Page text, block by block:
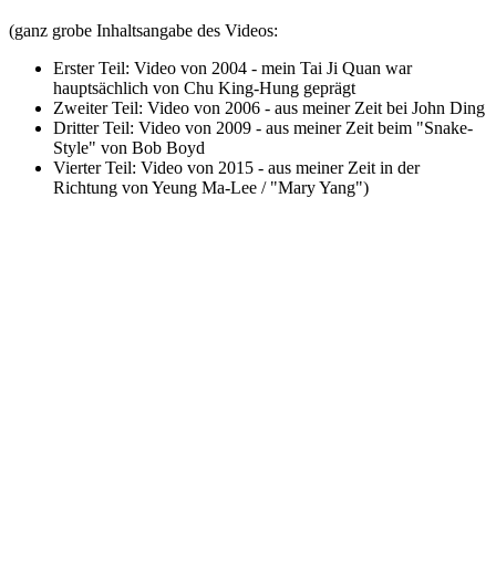
(ganz grobe Inhaltsangabe des Videos:
Erster Teil: Video von 2004 - mein Tai Ji Quan war
hauptsächlich von Chu King-Hung geprägt
Zweiter Teil: Video von 2006 - aus meiner Zeit bei John Ding
Dritter Teil: Video von 2009 - aus meiner Zeit beim "Snake-
Style" von Bob Boyd
Vierter Teil: Video von 2015 - aus meiner Zeit in der
Richtung von Yeung Ma-Lee / "Mary Yang")